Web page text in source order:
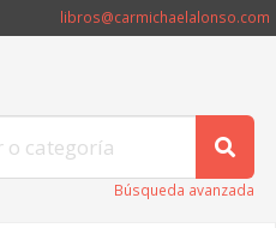
libros@carmichaelalonso.com
Búsqueda avanzada